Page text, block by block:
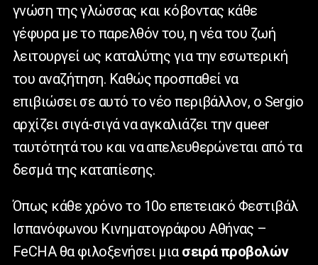
γνώση της γλώσσας και κόβοντας κάθε
γέφυρα με το παρελθόν του, η νέα του ζωή
λειτουργεί ως καταλύτης για την εσωτερική
του αναζήτηση. Καθώς προσπαθεί να
επιβιώσει σε αυτό το νέο περιβάλλον, ο Sergio
αρχίζει σιγά-σιγά να αγκαλιάζει την queer
ταυτότητά του και να απελευθερώνεται από τα
δεσμά της καταπίεσης.
Όπως κάθε χρόνο το 10o επετειακό Φεστιβάλ
Ισπανόφωνου Κινηματογράφου Αθήνας –
FeCHA θα φιλοξενήσει μια σειρά προβολών